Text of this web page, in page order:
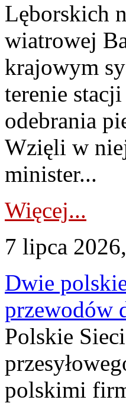
Lęborskich
wiatrowej
krajowym
terenie
odebrania
Wzięli w
minister...
Więcej...
7 lipca
Dwie
przewodów
Polskie
polskimi